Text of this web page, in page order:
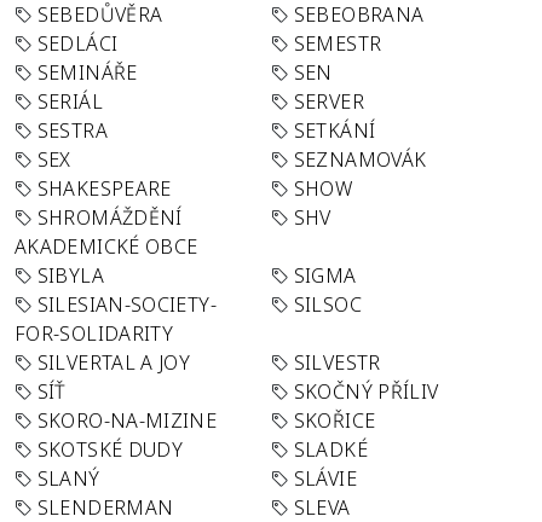
SEBEDŮVĚRA
SEBEOBRANA
SEDLÁCI
SEMESTR
SEMINÁŘE
SEN
SERIÁL
SERVER
SESTRA
SETKÁNÍ
SEX
SEZNAMOVÁK
SHAKESPEARE
SHOW
SHROMÁŽDĚNÍ
AKADEMICKÉ OBCE
SHV
SIBYLA
SIGMA
SILESIAN-SOCIETY-
FOR-SOLIDARITY
SILSOC
SILVERTAL A JOY
SILVESTR
SÍŤ
SKOČNÝ PŘÍLIV
SKORO-NA-MIZINE
SKOŘICE
SKOTSKÉ DUDY
SLADKÉ
SLANÝ
SLÁVIE
SLENDERMAN
SLEVA